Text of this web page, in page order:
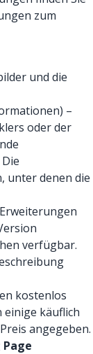
zum
und die
–
oder der
unter denen die
verfügbar.
kostenlos
käuflich
angegeben.